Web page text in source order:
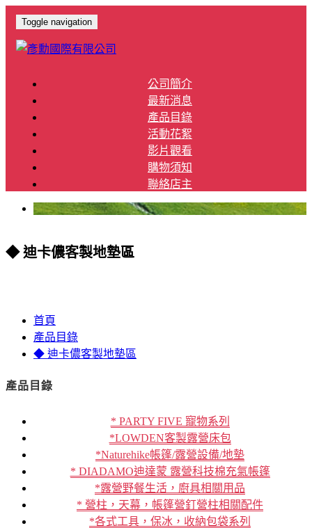
Toggle navigation
公司簡介
最新消息
產品目錄
活動花絮
影片觀看
購物須知
聯絡店主
◆ 迪卡儂客製地墊區
首頁
產品目錄
◆ 迪卡儂客製地墊區
產品目錄
* PARTY FIVE 寵物系列
*LOWDEN客製露營床包
*Naturehike帳篷/露營設備/地墊
* DIADAMO迪達蒙 露營科技棉充氣帳篷
*露營野餐生活，廚具相關用品
* 營柱，天幕，帳篷營釘營柱相關配件
*各式工具，保冰，收納包袋系列